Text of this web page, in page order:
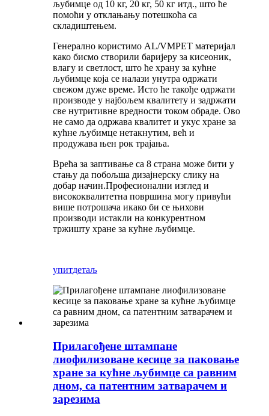
љубимце од 10 кг, 20 кг, 50 кг итд., што ће
помоћи у отклањању потешкоћа са
складиштењем.
Генерално користимо AL/VMPET материјал
како бисмо створили баријеру за кисеоник,
влагу и светлост, што ће храну за кућне
љубимце која се налази унутра одржати
свежом дуже време. Исто ће такође одржати
производе у најбољем квалитету и задржати
све нутритивне вредности током обраде. Ово
не само да одржава квалитет и укус хране за
кућне љубимце нетакнутим, већ и
продужава њен рок трајања.
Врећа за заптивање са 8 страна може бити у
стању да побољша дизајнерску слику на
добар начин.Професионални изглед и
висококвалитетна површина могу привући
више потрошача икако би се њихови
производи истакли на конкурентном
тржишту хране за кућне љубимце.
упитдетаљ
Прилагођене штампане
лиофилизоване кесице за паковање
хране за кућне љубимце са равним
дном, са патентним затварачем и
зарезима